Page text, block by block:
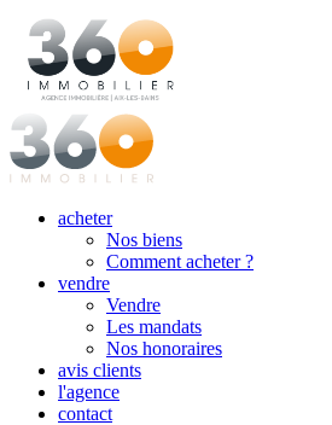
acheter
Nos biens
Comment acheter ?
vendre
Vendre
Les mandats
Nos honoraires
avis clients
l'agence
contact